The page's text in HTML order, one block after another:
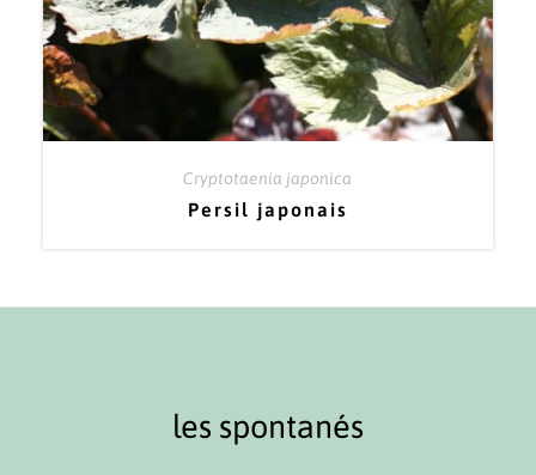
Cryptotaenia japonica
Persil japonais
les spontanés